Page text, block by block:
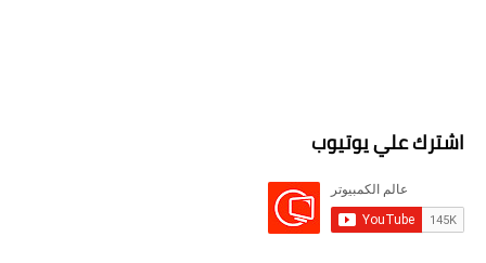
اشترك علي يوتيوب